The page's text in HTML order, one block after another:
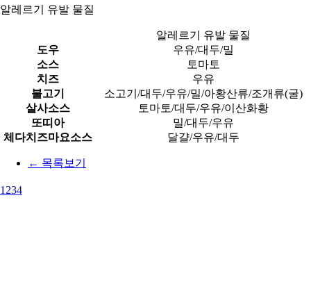
알레르기 유발 물질
알레르기 유발 물질
도우
우유/대두/밀
소스
토마토
치즈
우유
불고기
소고기/대두/우유/밀/아황산류/조개류(굴)
살사소스
토마토/대두/우유/이산화황
또띠아
밀/대두/우유
체다치즈마요소스
달걀/우유/대두
← 목록보기
1 234